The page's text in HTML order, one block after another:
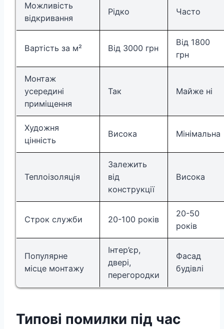
Можливість
відкривання
Рідко Часто
Вартість за м² Від 3000 грн
Від 1800
грн
Монтаж
усередині
приміщення
Так Майже ні
Художня
цінність
Висока Мінімальна
Теплоізоляція
Залежить
від
конструкції
Висока
Строк служби 20-100 років
20-50
років
Популярне
місце монтажу
Інтер’єр,
двері,
перегородки
Фасад
будівлі
Типові помилки під час